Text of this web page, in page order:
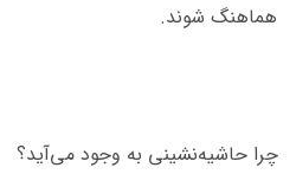
هماهنگ شوند.
چرا حاشیه‌نشینی به وجود می‌آید؟